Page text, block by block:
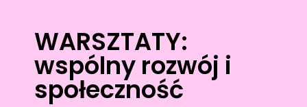
WARSZTATY:
wspólny rozwój i
społeczność